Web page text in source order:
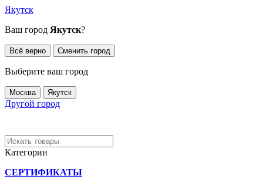
Якутск
Ваш город Якутск?
Всё верно Сменить город
Выберите ваш город
Москва Якутск
Другой город
Категории
СЕРТИФИКАТЫ